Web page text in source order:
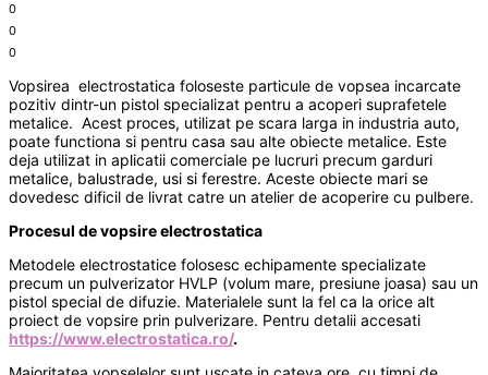
0
0
0
Vopsirea electrostatica foloseste particule de vopsea incarcate
pozitiv dintr-un pistol specializat pentru a acoperi suprafetele
metalice. Acest proces, utilizat pe scara larga in industria auto,
poate functiona si pentru casa sau alte obiecte metalice. Este
deja utilizat in aplicatii comerciale pe lucruri precum garduri
metalice, balustrade, usi si ferestre. Aceste obiecte mari se
dovedesc dificil de livrat catre un atelier de acoperire cu pulbere.
Procesul de vopsire electrostatica
Metodele electrostatice folosesc echipamente specializate
precum un pulverizator HVLP (volum mare, presiune joasa) sau un
pistol special de difuzie. Materialele sunt la fel ca la orice alt
proiect de vopsire prin pulverizare. Pentru detalii accesati
https://www.electrostatica.ro/.